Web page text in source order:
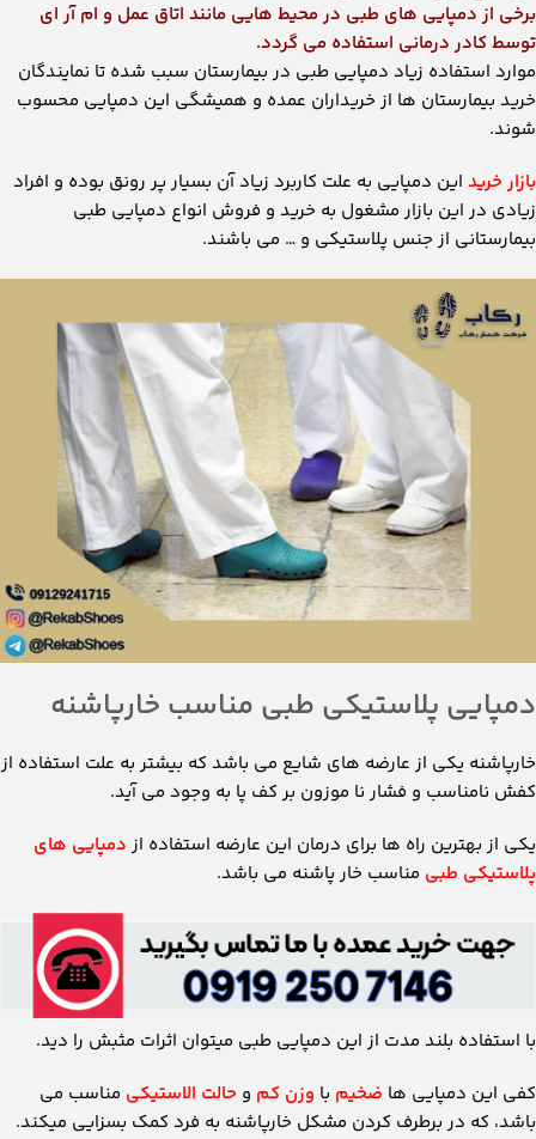
برخی از دمپایی های طبی در محیط هایی مانند اتاق عمل و ام آر ای
توسط کادر درمانی استفاده می گردد.
موارد استفاده زیاد دمپایی طبی در بیمارستان سبب شده تا نمایندگان
خرید بیمارستان ها از خریداران عمده و همیشگی این دمپایی محسوب
شوند.
بازار خرید این دمپایی به علت کاربرد زیاد آن بسیار پر رونق بوده و افراد
زیادی در این بازار مشغول به خرید و فروش انواع دمپایی طبی
بیمارستانی از جنس پلاستیکی و … می باشند.
دمپایی پلاستیکی طبی مناسب خارپاشنه
خارپاشنه یکی از عارضه های شایع می باشد که بیشتر به علت استفاده از
کفش نامناسب و فشار نا موزون بر کف پا به وجود می آید.
یکی از بهترین راه ها برای درمان این عارضه استفاده ازدمپایی های
پلاستیکی طبی مناسب خار پاشنه می باشد.
با استفاده بلند مدت از این دمپایی طبی میتوان اثرات مثبش را دید.
کفی این دمپایی ها ضخیم با وزن کم و حالت الاستیکی مناسب می
باشد، که در برطرف کردن مشکل خارپاشنه به فرد کمک بسزایی میکند.